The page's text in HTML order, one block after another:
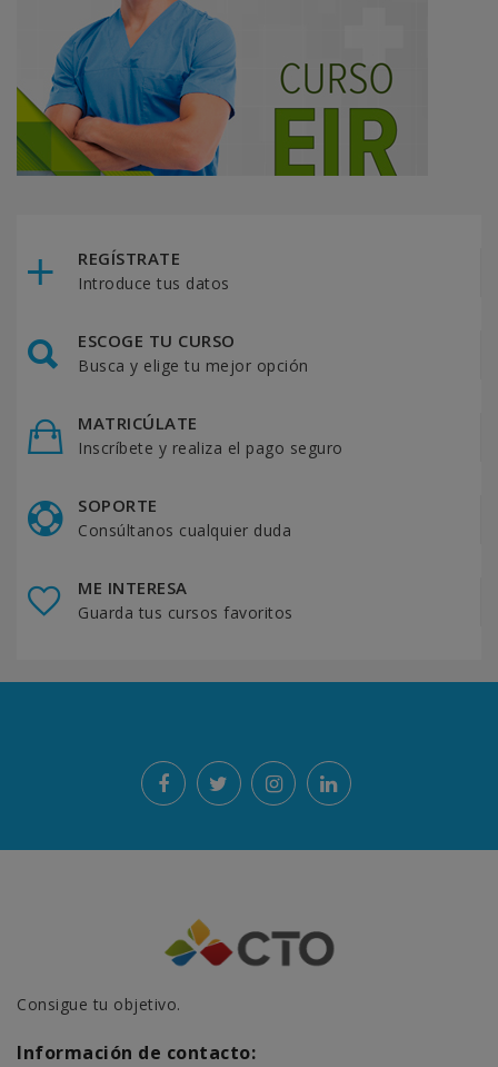
REGÍSTRATE
Introduce tus datos
ESCOGE TU CURSO
Busca y elige tu mejor opción
MATRICÚLATE
Inscríbete y realiza el pago seguro
SOPORTE
Consúltanos cualquier duda
ME INTERESA
Guarda tus cursos favoritos
Consigue tu objetivo.
Información de contacto: